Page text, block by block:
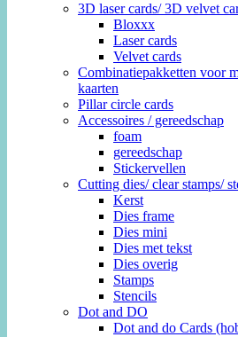
3D laser cards/ 3D velvet
Bloxxx
Laser cards
Velvet cards
Combinatiepakketten voor
kaarten
Pillar circle cards
Accessoires / gereedschap
foam
gereedschap
Stickervellen
Cutting dies/ clear stamps/
Kerst
Dies frame
Dies mini
Dies met tekst
Dies overig
Stamps
Stencils
Dot and DO
Dot and do Cards